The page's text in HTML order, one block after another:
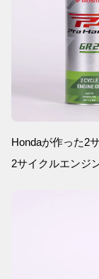
Hondaが作った2
2サイクルエンジ